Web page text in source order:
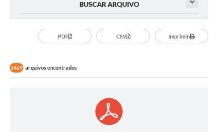
Prestação de Contas
BUSCAR ARQUIVO
PDF CSV Imprimir
1469 arquivos encontrados